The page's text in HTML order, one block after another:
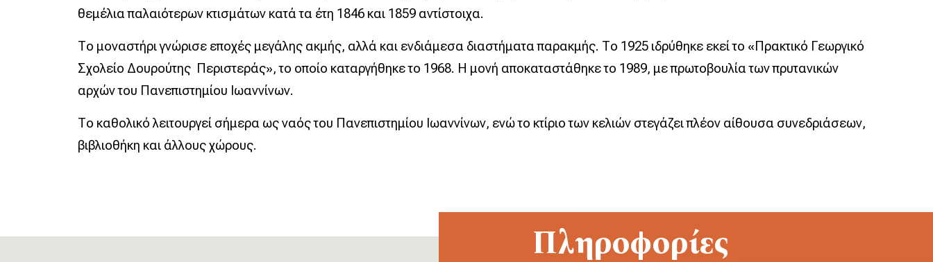
θεμέλια παλαιότερων κτισμάτων κατά τα έτη 1846 και 1859 αντίστοιχα.
Το μοναστήρι γνώρισε εποχές μεγάλης ακμής, αλλά και ενδιάμεσα διαστήματα παρακμής. Το 1925 ιδρύθηκε εκεί το «Πρακτικό Γεωργικό
Σχολείο Δουρούτης Περιστεράς», το οποίο καταργήθηκε το 1968. Η μονή αποκαταστάθηκε το 1989, με πρωτοβουλία των πρυτανικών
αρχών του Πανεπιστημίου Ιωαννίνων.
Το καθολικό λειτουργεί σήμερα ως ναός του Πανεπιστημίου Ιωαννίνων, ενώ το κτίριο των κελιών στεγάζει πλέον αίθουσα συνεδριάσεων,
βιβλιοθήκη και άλλους χώρους.
Πληροφορίες